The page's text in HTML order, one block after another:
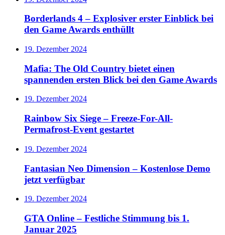
Borderlands 4 – Explosiver erster Einblick bei
den Game Awards enthüllt
19. Dezember 2024
Mafia: The Old Country bietet einen
spannenden ersten Blick bei den Game Awards
19. Dezember 2024
Rainbow Six Siege – Freeze-For-All-
Permafrost-Event gestartet
19. Dezember 2024
Fantasian Neo Dimension – Kostenlose Demo
jetzt verfügbar
19. Dezember 2024
GTA Online – Festliche Stimmung bis 1.
Januar 2025